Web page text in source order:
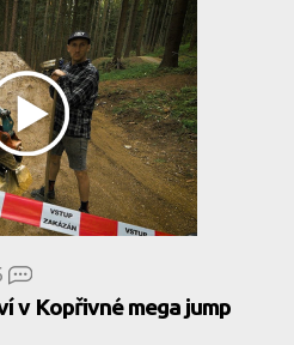
v Kopřivné mega jump